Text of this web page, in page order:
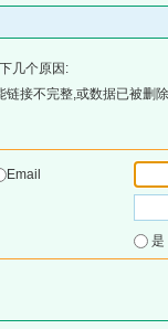
几个原因:
链接不完整,或数据已被删
Email